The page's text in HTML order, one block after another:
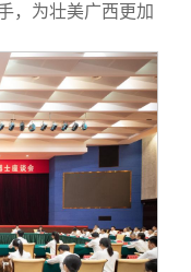
，为壮美广西更加